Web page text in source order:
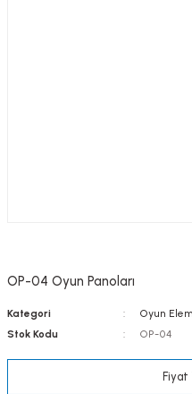
OP-04 Oyun Panoları
Kategori Oyun
Stok Kodu
OP-04
Fiyat